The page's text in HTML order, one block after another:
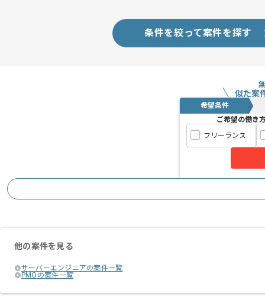
条件を絞って案件を探す
似た案
希望条件
ご希望の働き
フリーランス
他の案件を見る
サーバーエンジニアの案件一覧
PMOの案件一覧